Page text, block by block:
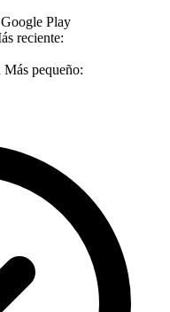
Play
reciente:
pequeño: